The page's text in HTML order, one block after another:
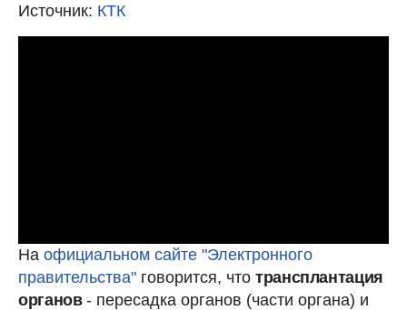
Источник: КТК
На официальном сайте "Электронного
правительства" говорится, что трансплантация
органов- пересадка органов (части органа) и